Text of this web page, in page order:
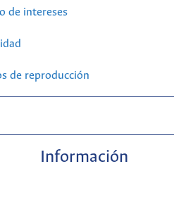
de intereses
de reproducción
Información